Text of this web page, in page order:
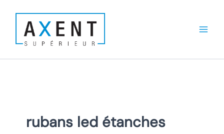
contenu
rubans led étanches